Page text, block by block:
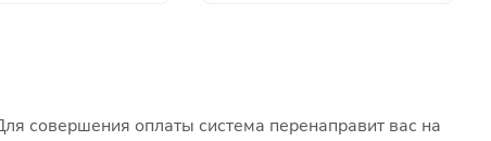
совершения оплаты система перенаправит вас на